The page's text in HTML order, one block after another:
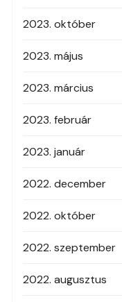
2023. október
2023. május
2023. március
2023. február
2023. január
2022. december
2022. október
2022. szeptember
2022. augusztus